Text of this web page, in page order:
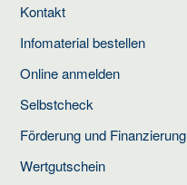
Kontakt
Infomaterial bestellen
Online anmelden
Selbstcheck
Förderung und Finanzierung
Wertgutschein